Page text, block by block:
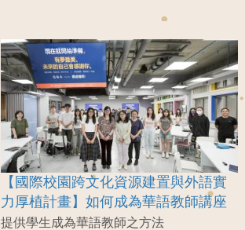
【國際校園跨文化資源建置與外語實
力厚植計畫】如何成為華語教師講座
提供學生成為華語教師之方法